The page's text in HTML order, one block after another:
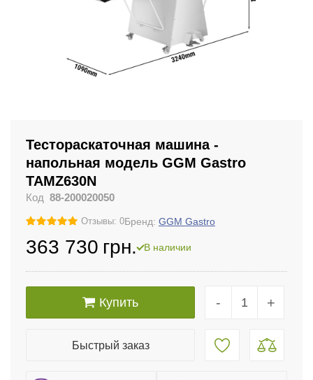
Тестораскаточная машина -
напольная модель GGM Gastro
TAMZ630N
Код 88-200020050
Отзывы: 0Бренд: GGM Gastro
363 730 грн. В наличии
- +
Купить
Быстрый заказ